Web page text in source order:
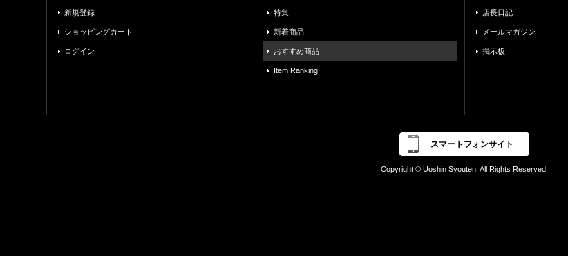
新規登録
ショッピングカート
ログイン
特集
新着商品
おすすめ商品
Item Ranking
店長日記
メールマガジン
掲示板
スマートフォンサイト
Copyright © Uoshin Syouten. All Rights Reserved.